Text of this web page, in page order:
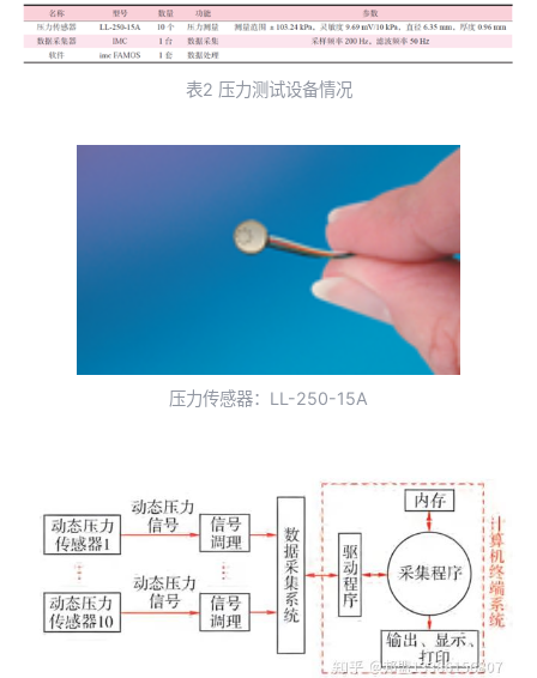
表2 压力测试设备情况
压力传感器：LL-250-15A